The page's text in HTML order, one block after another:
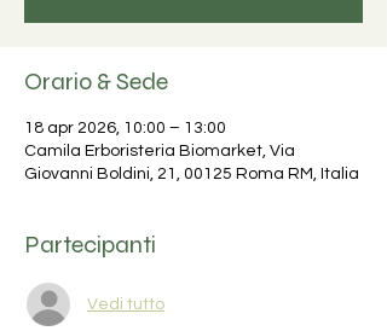
Orario & Sede
18 apr 2026, 10:00 – 13:00
Camila Erboristeria Biomarket, Via
Giovanni Boldini, 21, 00125 Roma RM, Italia
Partecipanti
Vedi tutto